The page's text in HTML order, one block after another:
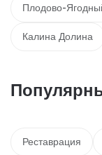
Плодово-
Калина Долина
Реставрация